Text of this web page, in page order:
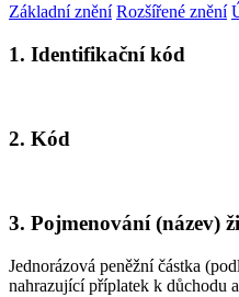
Základní znění Rozšířené znění
1. Identifikační kód
2. Kód
3. Pojmenování (název)
Jednorázová peněžní částka
nahrazující příplatek k důchodu